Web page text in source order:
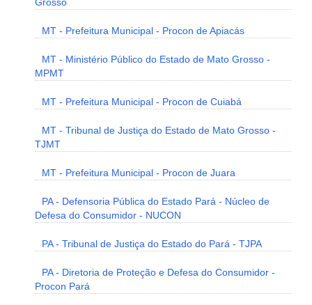
Grosso
MT - Prefeitura Municipal - Procon de Apiacás
MT - Ministério Público do Estado de Mato Grosso -
MPMT
MT - Prefeitura Municipal - Procon de Cuiabá
MT - Tribunal de Justiça do Estado de Mato Grosso -
TJMT
MT - Prefeitura Municipal - Procon de Juara
PA - Defensoria Pública do Estado Pará - Núcleo de
Defesa do Consumidor - NUCON
PA - Tribunal de Justiça do Estado do Pará - TJPA
PA - Diretoria de Proteção e Defesa do Consumidor -
Procon Pará